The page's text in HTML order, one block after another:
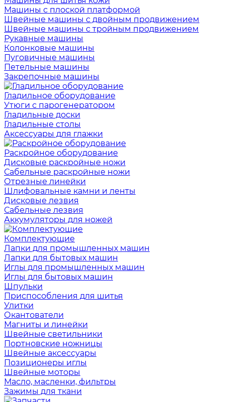
Машины с плоской платформой
Швейные машины с двойным продвижением
Швейные машины с тройным продвижением
Рукавные машины
Колонковые машины
Пуговичные машины
Петельные машины
Закрепочные машины
Гладильное оборудование
Утюги с парогенератором
Гладильные доски
Гладильные столы
Аксессуары для глажки
Раскройное оборудование
Дисковые раскройные ножи
Сабельные раскройные ножи
Отрезные линейки
Шлифовальные камни и ленты
Дисковые лезвия
Сабельные лезвия
Аккумуляторы для ножей
Комплектующие
Лапки для промышленных машин
Лапки для бытовых машин
Иглы для промышленных машин
Иглы для бытовых машин
Шпульки
Приспособления для шитья
Улитки
Окантователи
Магниты и линейки
Швейные светильники
Портновские ножницы
Швейные аксессуары
Позиционеры иглы
Швейные моторы
Масло, масленки, фильтры
Зажимы для ткани